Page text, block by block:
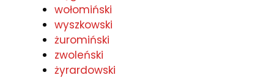
wołomiński
wyszkowski
żuromiński
zwoleński
żyrardowski